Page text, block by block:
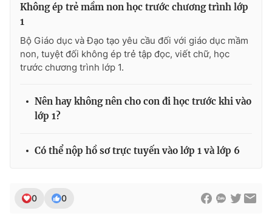
Tư vấn
Chuyên mục khác
Emagazine Podcast
Video
VTV Money VTV Thể thao
Không ép trẻ mầm non học trước chương trình lớp
1
Bộ Giáo dục và Đạo tạo yêu cầu đối với giáo dục mầm
non, tuyệt đối không ép trẻ tập đọc, viết chữ, học
trước chương trình lớp 1.
Nên hay không nên cho con đi học trước khi vào
lớp 1?
Có thể nộp hồ sơ trực tuyến vào lớp 1 và lớp 6
0 0